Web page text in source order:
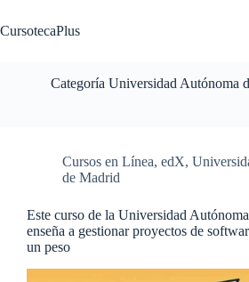
al
contenido
CursotecaPlus
Categoría Universidad Autónoma
Cursos en Línea, edX,
de Madrid
Este curso de la Universidad
enseña a gestionar proyectos de
un peso